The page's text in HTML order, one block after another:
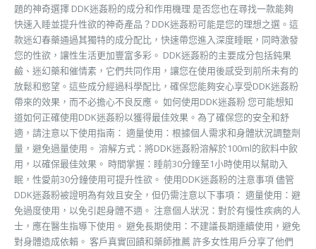
題的神奇選擇 DDK迷姦粉的成分和作用機理 是否您也在尋找一款能夠
快速入睡並提升性欲的神奇產品？DDK迷姦粉可能是您的理想之選。這
款迷幻春藥通過其獨特的成分配比，快速帶您進入深度睡眠，同時激發
您的性欲，讓性生活更加豐富多彩。 DDK迷姦粉的主要成分包括鈍果
鹼、迷幻藥和催情素，它們共同作用，讓您在使用後感受到前所未有的
放鬆和慾望。這些成分經過科學配比，確保您能夠安心享受DDK迷姦粉
帶來的效果，而不必擔心不良反應。 如何使用DDK迷姦粉 您可能想知
道如何正確使用DDK迷姦粉以獲得最佳效果。為了確保您的安全和舒
適，請注意以下使用指南： 適量使用：根據個人需求和身體狀況調整劑
量，避免過量使用。 溶解方式：將DDK迷姦粉溶解於100ml的飲料中飲
用，以確保最佳效果。 時間掌握：睡前30分鐘至1小時使用以幫助入
眠，性愛前30分鐘使用可提升性欲。 使用DDK迷姦粉的注意事項 儘管
DDK迷姦粉被證明為有效且安全，但仍需注意以下事項： 適量使用：避
免過度使用，以免引起身體不適。 注意個人狀況：對於有慢性疾病的人
士，應在醫生指導下使用。 避免長期使用：不建議長期連續使用，避免
對身體造成依賴。 客戶真實回饋和藥師推薦 許多女性用戶分享了他們